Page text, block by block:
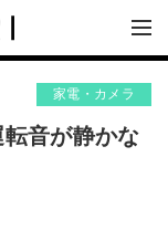
家電・カメラ
音が静かな